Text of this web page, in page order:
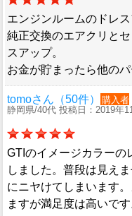
エンジンルームのドレ
純正交換のエアクリと
スアップ。
お金が貯まったら他の
tomoさん（50件）
購入者
静岡県/40代 投稿日：2019年
GTIのイメージカラーの
しました。普段は見え
にニヤけてしまいます
ますが満足度は高いです